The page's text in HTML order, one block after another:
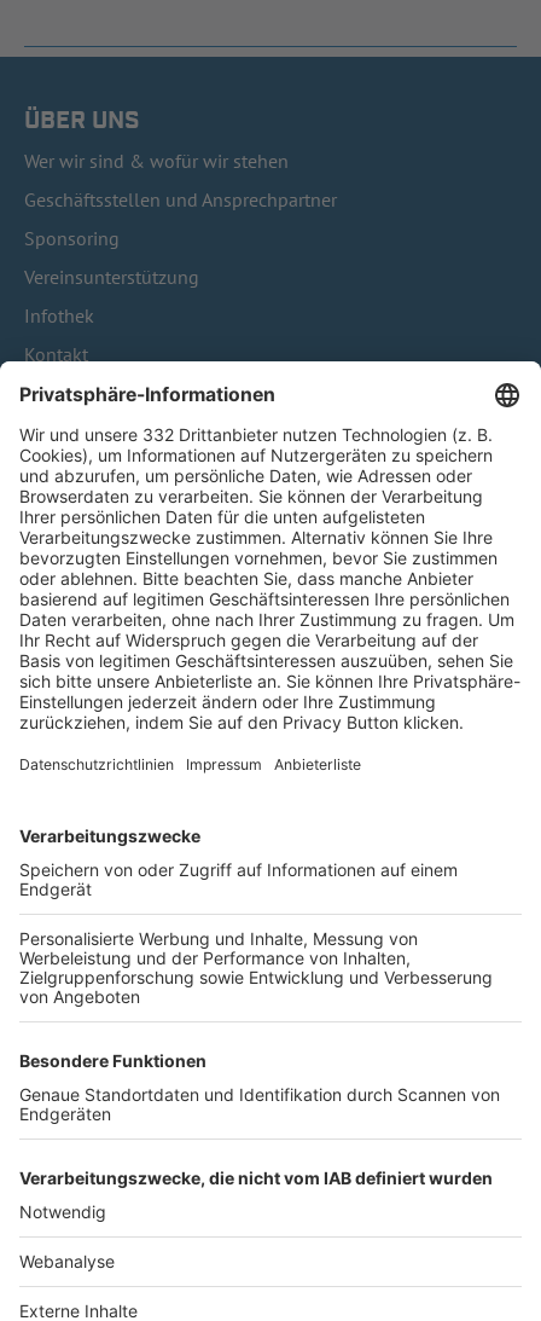
ÜBER UNS
Wer wir sind & wofür wir stehen
Geschäftsstellen und Ansprechpartner
Sponsoring
Vereinsunterstützung
Infothek
Kontakt
HÄUFIG BESUCHTE SEITEN
Pässe und Vereinswechsel
Trainerausbildung
Schulungsangebot Vereinsmitarbeiter
BFV-Geschäftsstellen
Trainerbörse
Login SpielPlus
FOLGE DEM BFV
TOP-VEREINE
TOP-PARTNER
Nutzungsbedingungen Datenschutz Impressum